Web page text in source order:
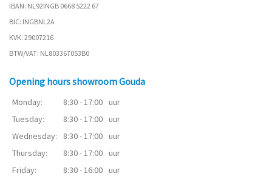
IBAN: NL92INGB 0668 5222 67
BIC: INGBNL2A
KVK: 29007216
BTW/VAT: NL803367053B0
Opening hours showroom Gouda
Monday: 8:30 - 17:00 uur
Tuesday:
8:30 - 17:00 uur
Wednesday:
8:30 - 17:00 uur
Thursday:
8:30 - 17:00 uur
Friday:
8:30 - 16:00 uur